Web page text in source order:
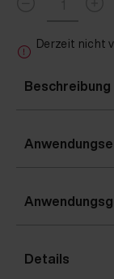
Derzeit nicht
Beschreibung
Details